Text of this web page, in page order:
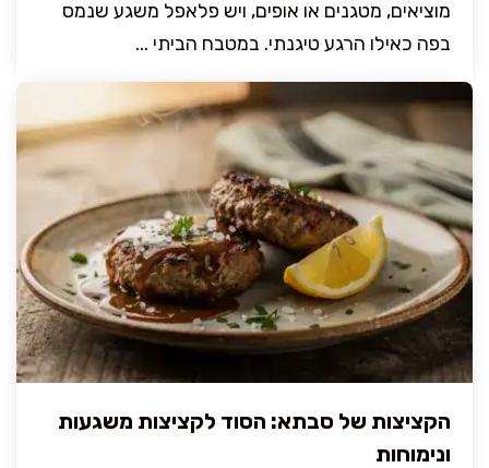
מוציאים, מטגנים או אופים, ויש פלאפל משגע שנמס
בפה כאילו הרגע טיגנתי. במטבח הביתי ...
הקציצות של סבתא: הסוד לקציצות משגעות
ונימוחות